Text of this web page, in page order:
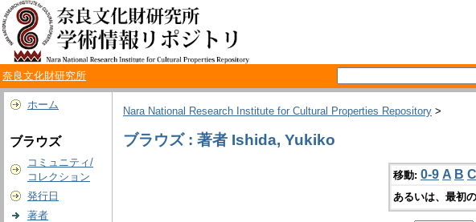
奈良文化財研究所
ホーム
ブラウズ
コミュニティ/
コレクション
発行日
著者
Nara National Research Institute for Cultural Properties Repository >
ブラウズ : 著者 Ishida, Yukiko
移動: 0-9 A B C
あるいは、最初